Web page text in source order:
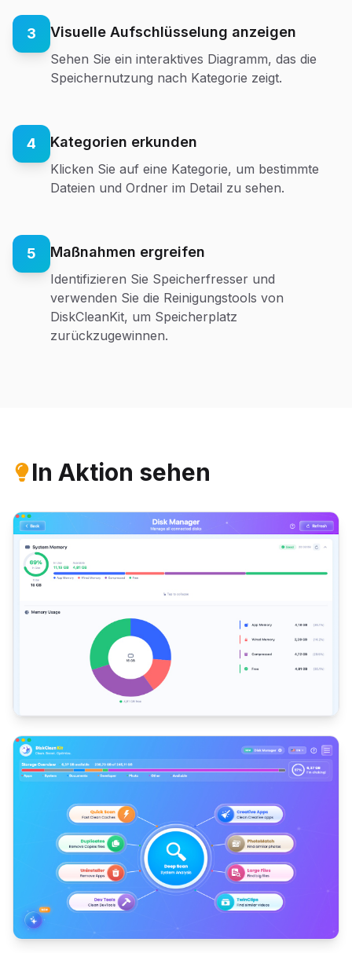
3 Visuelle Aufschlüsselung anzeigen
Sehen Sie ein interaktives Diagramm, das die
Speichernutzung nach Kategorie zeigt.
4 Kategorien erkunden
Klicken Sie auf eine Kategorie, um bestimmte
Dateien und Ordner im Detail zu sehen.
5 Maßnahmen ergreifen
Identifizieren Sie Speicherfresser und
verwenden Sie die Reinigungstools von
DiskCleanKit, um Speicherplatz
zurückzugewinnen.
In Aktion sehen